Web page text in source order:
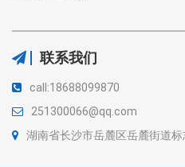
联系我们
call:18688099870
251300066@qq.com
湖南省长沙市岳麓区岳麓街道标